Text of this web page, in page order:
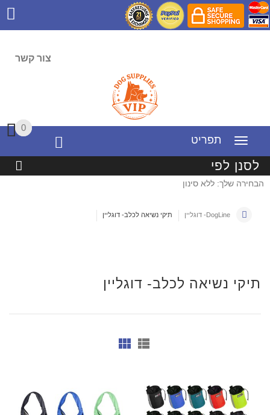
צור קשר
0
תפריט
0
לסנן לפי
הבחירה שלך: ללא סינון
DogLine- דוגליין תיקי נשיאה לכלב- דוגליין
תיקי נשיאה לכלב- דוגליין